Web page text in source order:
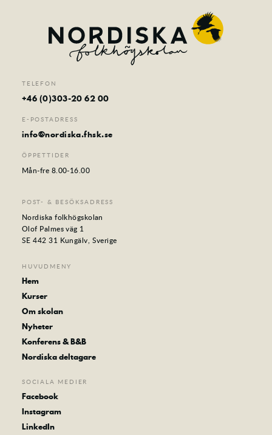
TELEFON
+46 (0)303-20 62 00
E-POSTADRESS
info@nordiska.fhsk.se
ÖPPETTIDER
Mån-fre 8.00-16.00
POST- & BESÖKSADRESS
Nordiska folkhögskolan
Olof Palmes väg 1
SE 442 31 Kungälv, Sverige
HUVUDMENY
Hem
Kurser
Om skolan
Nyheter
Konferens & B&B
Nordiska deltagare
SOCIALA MEDIER
Facebook
Instagram
LinkedIn